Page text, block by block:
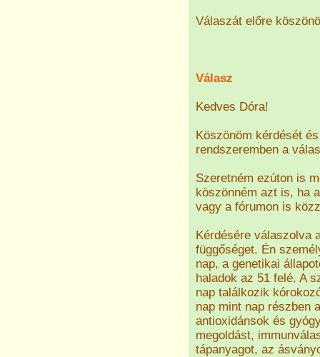
Válaszát előre
Válasz
Kedves Dóra!
Köszönöm kérdését
rendszeremben a
Szeretném ezúton is
köszönném azt is, ha
vagy a fórumon is
Kérdésére válaszolva
függőséget. Én
nap, a genetikai
haladok az 51 felé. A
nap találkozik
nap mint nap részben
antioxidánsok és
megoldást,
tápanyagot, az